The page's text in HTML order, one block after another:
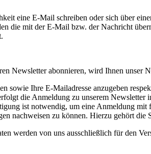
eine E-Mail schreiben oder sich über
die mit der E-Mail bzw. der Nachricht
Newsletter abonnieren, wird Ihnen unser
Ihre E-Mailadresse anzugeben
die Anmeldung zu unserem
ist notwendig, um eine Anmeldung
nachweisen zu können. Hierzu gehört
werden von uns ausschließlich für den